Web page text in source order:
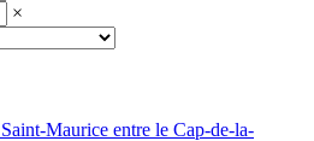
×
Maurice entre le Cap-de-la-